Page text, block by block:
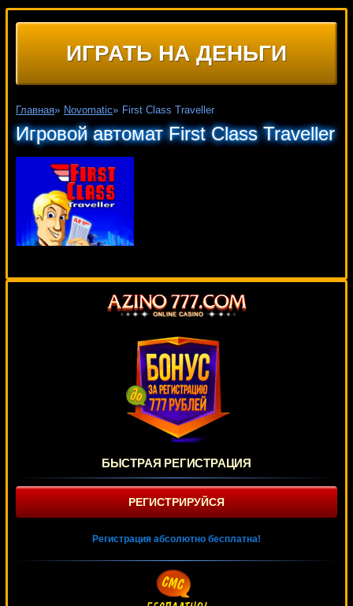
ИГРАТЬ НА ДЕНЬГИ
Главная» Novomatic» First Class Traveller
Игровой автомат First Class Traveller
БЫСТРАЯ РЕГИСТРАЦИЯ
РЕГИСТРИРУЙСЯ
Регистрация абсолютно бесплатна!